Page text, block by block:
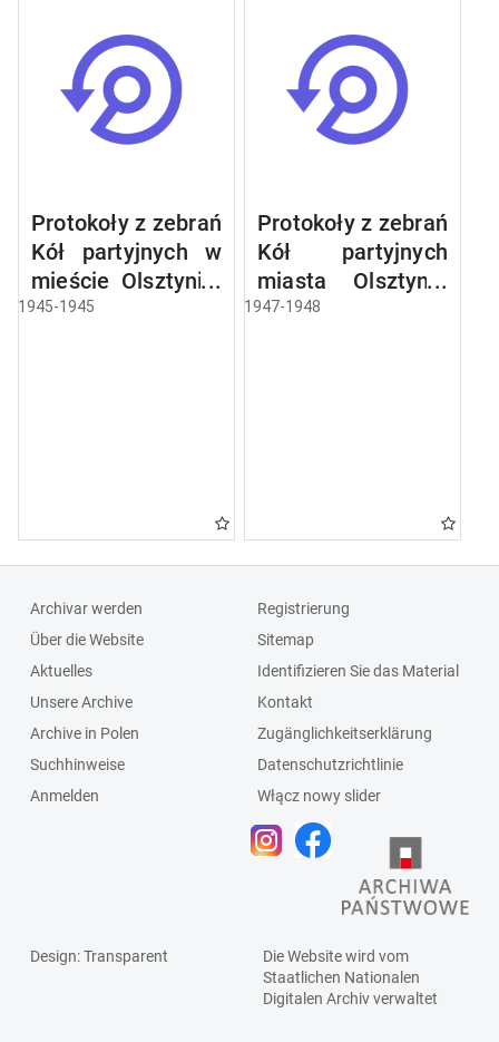
Protokoły z zebrań
Kół partyjnych w
mieście Olsztynie:
Centrala
Wojskowa Nr
4648, miejskie
Zakłady
Komunikacyjne,
Urząd
Powszechny Dom
Towarowy, PWM-
Metalowiec,
Rzeźnia Miejska,
1945-1945
Protokoły z zebrań
Kół partyjnych
miasta Olsztyna:
Centrala
Zakłady Ceramiki
Czerownej, PPB,
Polska Agencja
Drewna (Pagad),
Zakłady
Miasta, Związek
Zawodowy
Pracowników
Rolnych
1947-1948
Archivar werden
Über die Website
Aktuelles
Unsere Archive
Archive in Polen
Suchhinweise
Anmelden
Registrierung
Sitemap
Identifizieren Sie das Material
Kontakt
Zugänglichkeitserklärung
Datenschutzrichtlinie
Włącz nowy slider
Design: Transparent
Die Website wird vom
Staatlichen Nationalen
Digitalen Archivverwaltet